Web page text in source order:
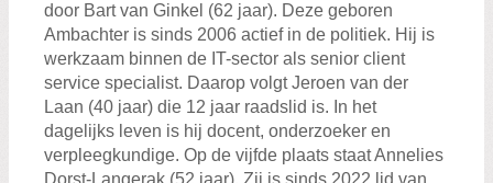
door Bart van Ginkel (62 jaar). Deze geboren
Ambachter is sinds 2006 actief in de politiek. Hij is
werkzaam binnen de IT-sector als senior client
service specialist. Daarop volgt Jeroen van der
Laan (40 jaar) die 12 jaar raadslid is. In het
dagelijks leven is hij docent, onderzoeker en
verpleegkundige. Op de vijfde plaats staat Annelies